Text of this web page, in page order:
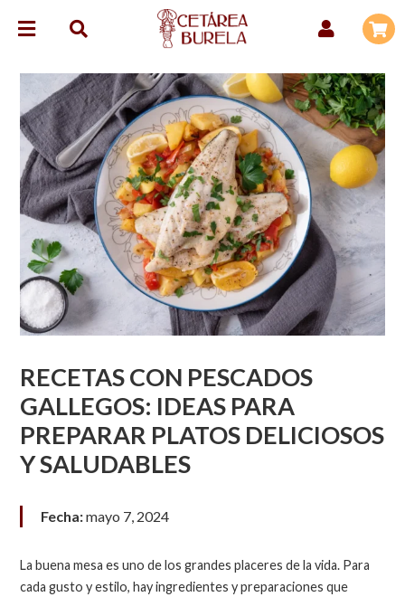
RECETAS CON PESCADOS
GALLEGOS: IDEAS PARA
PREPARAR PLATOS DELICIOSOS
Y SALUDABLES
Fecha:mayo 7, 2024
La buena mesa es uno de los grandes placeres de la vida. Para
cada gusto y estilo, hay ingredientes y preparaciones que